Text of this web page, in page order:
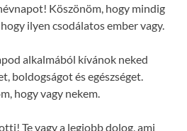
Köszönöm, hogy mindig
ilyen csodálatos ember vagy.
alkalmából kívánok neked
boldogságot és egészséget.
hogy vagy nekem.
Te vagy a legjobb dolog, ami